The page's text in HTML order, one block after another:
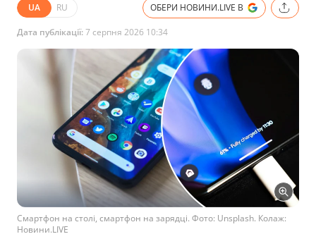
UA RU ОБЕРИ НОВИНИ.LIVE В
Дата публікації:7 серпня 2026 10:34
Смартфон на столі, смартфон на зарядці. Фото: Unsplash. Колаж:
Новини.LIVE